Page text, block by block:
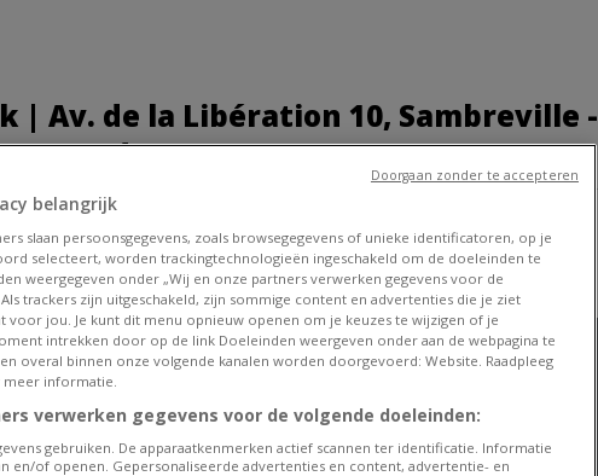
| Av. de la Libération 10, Sambreville -
et Adresse
Banques et Assurances à Sambreville
belangrijk
slaan persoonsgegevens, zoals browsegegevens of unieke identificatoren, op je
selecteert, worden trackingtechnologieën ingeschakeld om de doeleinden te
weergegeven onder „Wij en onze partners verwerken gegevens voor de
trackers zijn uitgeschakeld, zijn sommige content en advertenties die je ziet
voor jou. Je kunt dit menu opnieuw openen om je keuzes te wijzigen of je
intrekken door op de link Doeleinden weergeven onder aan de webpagina te
overal binnen onze volgende kanalen worden doorgevoerd: Website. Raadpleeg
informatie.
verwerken gegevens voor de volgende doeleinden:
gebruiken. De apparaatkenmerken actief scannen ter identificatie. Informatie
en/of openen. Gepersonaliseerde advertenties en content, advertentie- en
Doorgaan zonder te accepteren